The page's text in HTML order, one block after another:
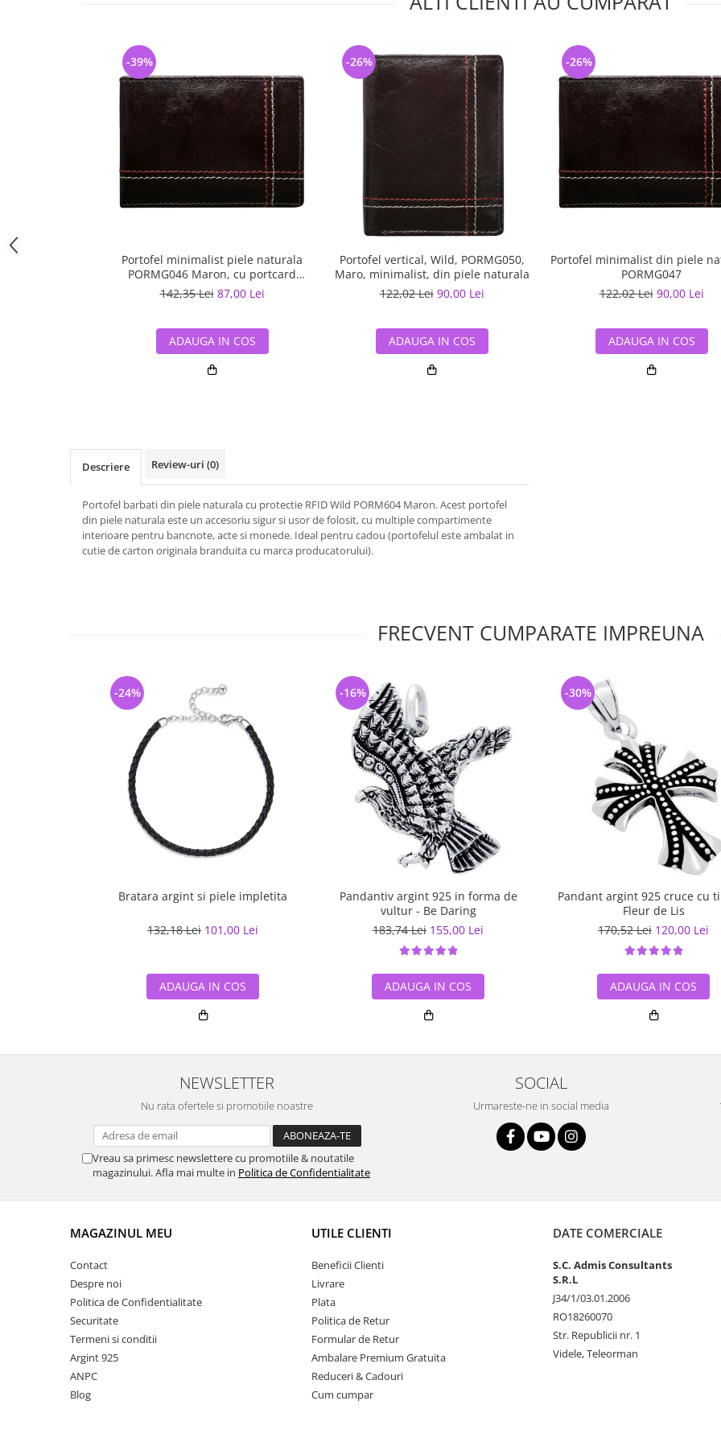
Portofel minimalist piele naturala
PORMG046 Maron, cu portcard
detasabil
142,35 Lei 87,00 Lei
-39%
ADAUGA IN COS
Portofel vertical, Wild, PORMG050,
Maro, minimalist, din piele naturala
122,02 Lei 90,00 Lei
-26%
ADAUGA IN COS
Portofel minimalist din piele
PORMG047
122,02 Lei 90,00 Lei
-26%
ADAUGA IN COS
Descriere Review-uri (0)
Portofel barbati din piele naturala cu protectie RFID Wild PORM604 Maron. Acest portofel
din piele naturala este un accesoriu sigur si usor de folosit, cu multiple compartimente
interioare pentru bancnote, acte si monede. Ideal pentru cadou (portofelul este ambalat in
cutie de carton originala branduita cu marca producatorului).
FRECVENT CUMPARATE IMPREUNA
Bratara argint si piele impletita
132,18 Lei 101,00 Lei
-24%
ADAUGA IN COS
Pandantiv argint 925 in forma de
vultur - Be Daring
183,74 Lei 155,00 Lei
-16%
ADAUGA IN COS
Pandant argint 925 cruce cu
Fleur de Lis
170,52 Lei 120,00 Lei
-30%
ADAUGA IN COS
NEWSLETTER
Nu rata ofertele si promotiile noastre
Vreau sa primesc newslettere cu promotiile & noutatile
magazinului. Afla mai multe in Politica de Confidentialitate
SOCIAL
Urmareste-ne in social media
MAGAZINUL MEU
Contact
Despre noi
Politica de Confidentialitate
Securitate
Termeni si conditii
Argint 925
ANPC
Blog
UTILE CLIENTI
Beneficii Clienti
Livrare
Plata
Politica de Retur
Formular de Retur
Ambalare Premium Gratuita
Reduceri & Cadouri
Cum cumpar
DATE COMERCIALE
S.C. Admis Consultants
S.R.L
J34/1/03.01.2006
RO18260070
Str. Republicii nr. 1
Videle, Teleorman